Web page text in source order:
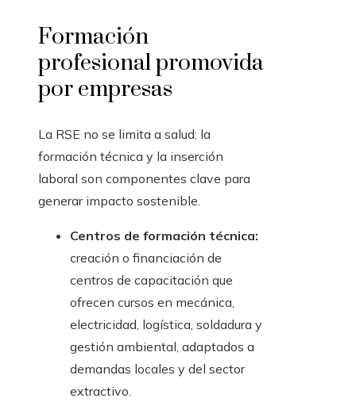
Formación
profesional promovida
por empresas
La RSE no se limita a salud: la
formación técnica y la inserción
laboral son componentes clave para
generar impacto sostenible.
Centros de formación técnica:
creación o financiación de
centros de capacitación que
ofrecen cursos en mecánica,
electricidad, logística, soldadura y
gestión ambiental, adaptados a
demandas locales y del sector
extractivo.